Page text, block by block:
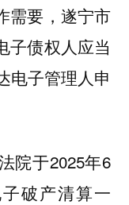
需要，遂宁市
子债权人应当
电子管理人申
院于2025年6
破产清算一